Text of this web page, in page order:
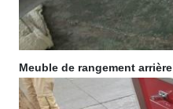
Meuble de rangement arrière